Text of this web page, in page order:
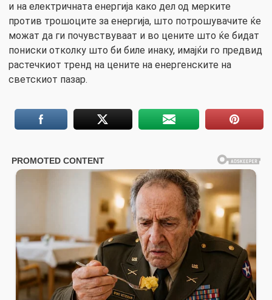
и на електричната енергија како дел од мерките
против трошоците за енергија, што потрошувачите ќе
можат да ги почувствуваат и во цените што ќе бидат
пониски отколку што би биле инаку, имајќи го предвид
растечкиот тренд на цените на енергенските на
светскиот пазар.